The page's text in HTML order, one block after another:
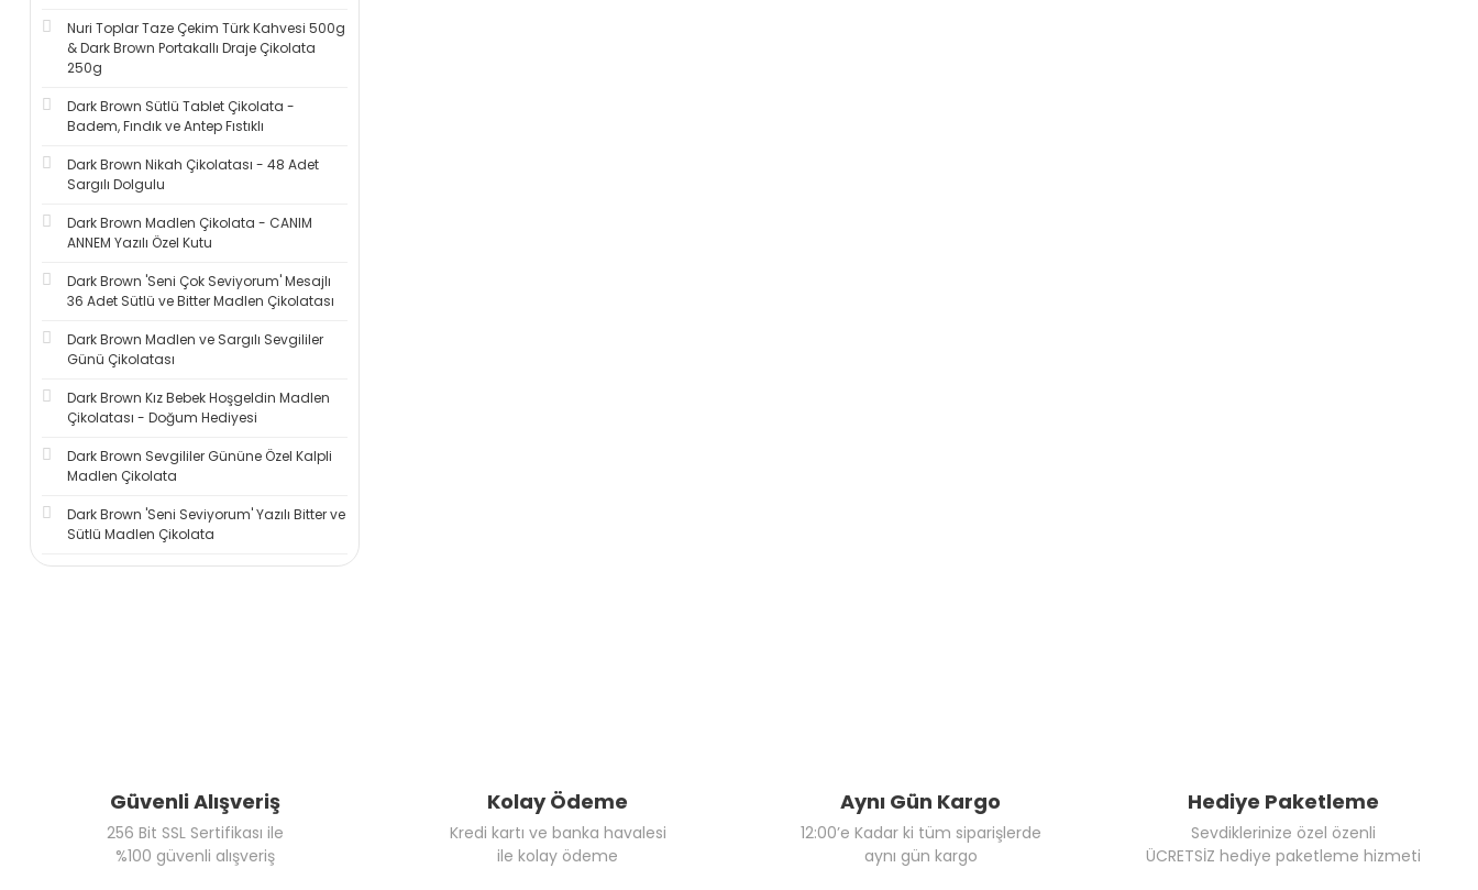
Nuri Toplar Taze Çekim Türk Kahvesi 500g
& Dark Brown Portakallı Draje Çikolata
250g
Dark Brown Sütlü Tablet Çikolata -
Badem, Fındık ve Antep Fıstıklı
Dark Brown Nikah Çikolatası - 48 Adet
Sargılı Dolgulu
Dark Brown Madlen Çikolata - CANIM
ANNEM Yazılı Özel Kutu
Dark Brown 'Seni Çok Seviyorum' Mesajlı
36 Adet Sütlü ve Bitter Madlen Çikolatası
Dark Brown Madlen ve Sargılı Sevgililer
Günü Çikolatası
Dark Brown Kız Bebek Hoşgeldin Madlen
Çikolatası - Doğum Hediyesi
Dark Brown Sevgililer Gününe Özel Kalpli
Madlen Çikolata
Dark Brown 'Seni Seviyorum' Yazılı Bitter ve
Sütlü Madlen Çikolata
Güvenli Alışveriş
256 Bit SSL Sertifikası ile
%100 güvenli alışveriş
Kolay Ödeme
Kredi kartı ve banka havalesi
ile kolay ödeme
Aynı Gün Kargo
12:00’e Kadar ki tüm siparişlerde
aynı gün kargo
Hediye Paketleme
Sevdiklerinize özel özenli
ÜCRETSİZ hediye paketleme hizmeti